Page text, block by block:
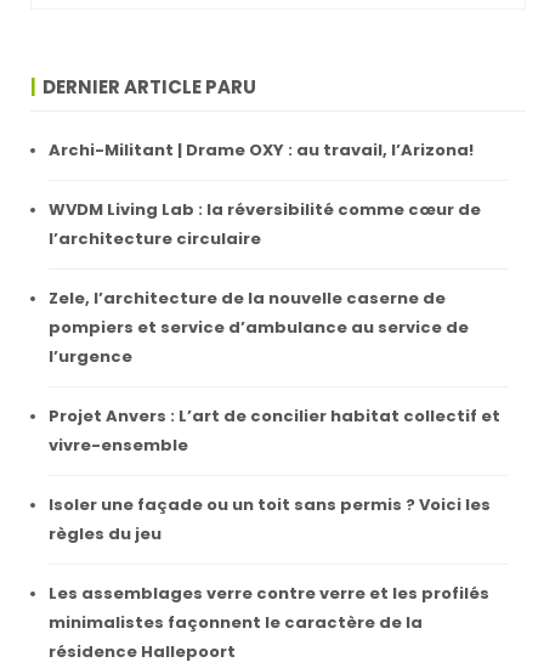
DERNIER ARTICLE PARU
Archi-Militant | Drame OXY : au travail, l’Arizona!
WVDM Living Lab : la réversibilité comme cœur de
l’architecture circulaire
Zele, l’architecture de la nouvelle caserne de
pompiers et service d’ambulance au service de
l’urgence
Projet Anvers : L’art de concilier habitat collectif et
vivre-ensemble
Isoler une façade ou un toit sans permis ? Voici les
règles du jeu
Les assemblages verre contre verre et les profilés
minimalistes façonnent le caractère de la
résidence Hallepoort